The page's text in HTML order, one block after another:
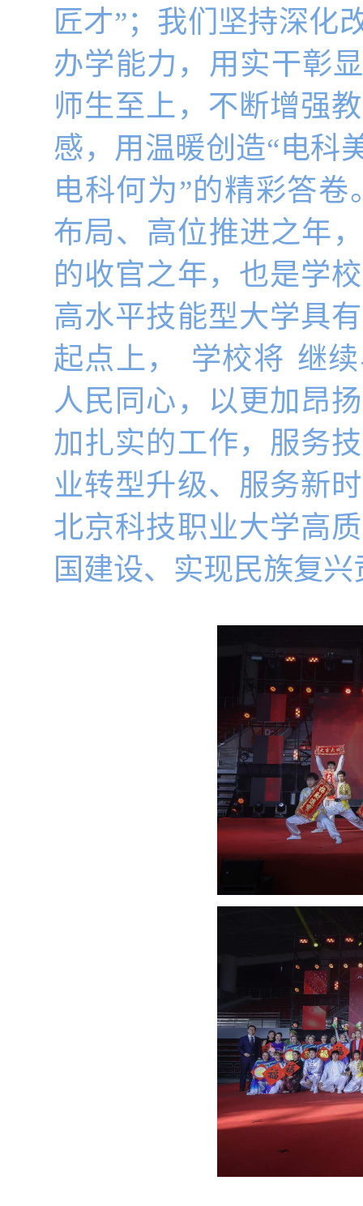
匠才”；我们坚持深化
办学能力，用实干彰
师生至上，不断增强
感，用温暖创造“电科
电科何为”的精彩答卷
布局、高位推进之年
的收官之年，也是学
高水平技能型大学具
起点上，
学校将 继
人民同心，以更加昂
加扎实的工作，服务
业转型升级、服务新
北京科技职业大学高
国建设、实现民族复